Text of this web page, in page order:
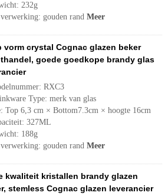
232g
gouden rand Meer
vorm crystal Cognac glazen beker
goede goedkope brandy glas
RXC3
Type: merk van glas
Top 6,3 cm × Bottom7.3cm × hoogte 16cm
327ML
188g
gouden rand Meer
kwaliteit kristallen brandy glazen
stemless Cognac glazen leverancier